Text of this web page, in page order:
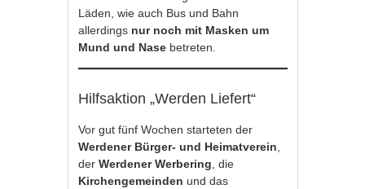
Läden, wie auch Bus und Bahn
allerdings nur noch mit Masken um
Mund und Nase betreten.
Hilfsaktion „Werden Liefert“
Vor gut fünf Wochen starteten der
Werdener Bürger- und Heimatverein
derWerdener Werbering , die
Kirchengemeinden und das